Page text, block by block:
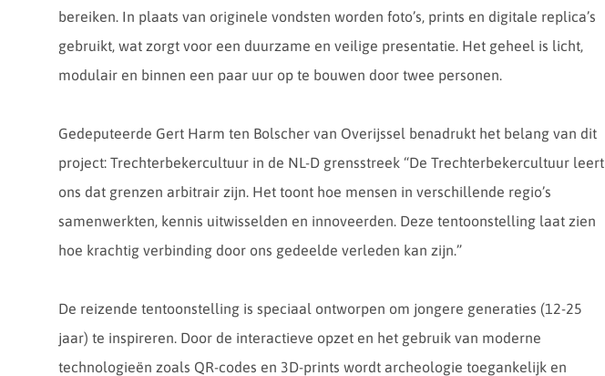
bereiken. In plaats van originele vondsten worden foto’s, prints en digitale replica’s
gebruikt, wat zorgt voor een duurzame en veilige presentatie. Het geheel is licht,
modulair en binnen een paar uur op te bouwen door twee personen.
Gedeputeerde Gert Harm ten Bolscher van Overijssel benadrukt het belang van dit
project: Trechterbekercultuur in de NL-D grensstreek “De Trechterbekercultuur leert
ons dat grenzen arbitrair zijn. Het toont hoe mensen in verschillende regio’s
samenwerkten, kennis uitwisselden en innoveerden. Deze tentoonstelling laat zien
hoe krachtig verbinding door ons gedeelde verleden kan zijn.”
De reizende tentoonstelling is speciaal ontworpen om jongere generaties (12-25
jaar) te inspireren. Door de interactieve opzet en het gebruik van moderne
technologieën zoals QR-codes en 3D-prints wordt archeologie toegankelijk en